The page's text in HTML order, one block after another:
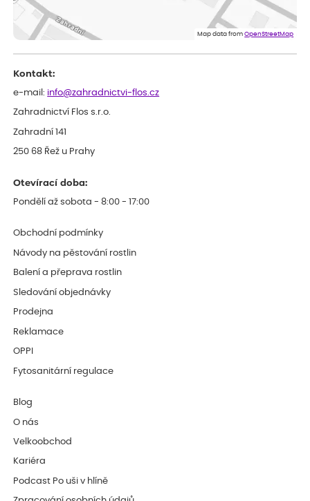
Spokojenost rostlina dorazila vpořádku
Map data fromOpenStreetMap
Kontakt:
e-mail: info@zahradnictvi-flos.cz
Zahradnictví Flos s.r.o.
Zahradní 141
250 68 Řež u Prahy
Otevírací doba:
Pondělí až sobota - 8:00 - 17:00
Obchodní podmínky
Návody na pěstování rostlin
Balení a přeprava rostlin
Sledování objednávky
Prodejna
Reklamace
OPPI
Fytosanitární regulace
Blog
O nás
Velkoobchod
Kariéra
Podcast Po uši v hlíně